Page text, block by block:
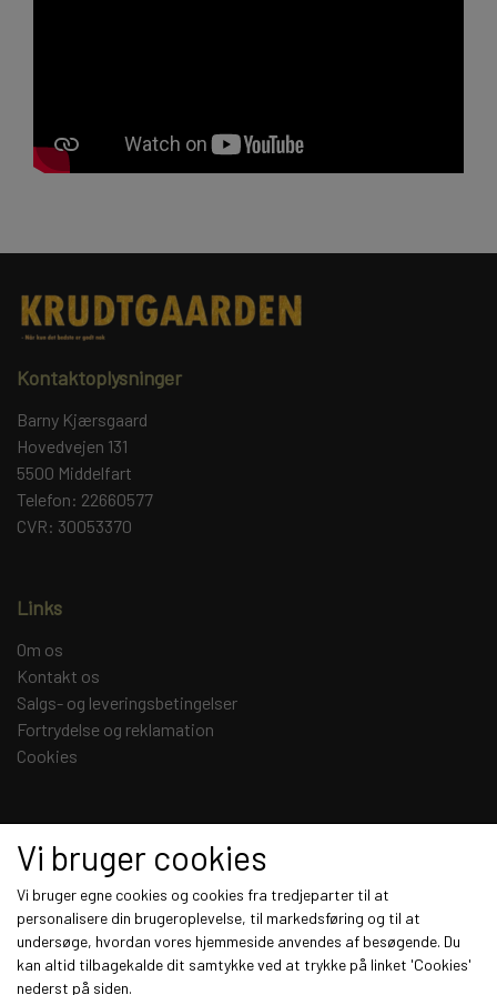
Kontaktoplysninger
Barny Kjærsgaard
Hovedvejen 131
5500 Middelfart
Telefon: 22660577
CVR: 30053370
Links
Om os
Kontakt os
Salgs- og leveringsbetingelser
Fortrydelse og reklamation
Cookies
Modtag vores nyhedsbrev via e-mail
Vi bruger cookies
Vi bruger egne cookies og cookies fra tredjeparter til at
personalisere din brugeroplevelse, til markedsføring og til at
undersøge, hvordan vores hjemmeside anvendes af besøgende. Du
kan altid tilbagekalde dit samtykke ved at trykke på linket 'Cookies'
nederst på siden.